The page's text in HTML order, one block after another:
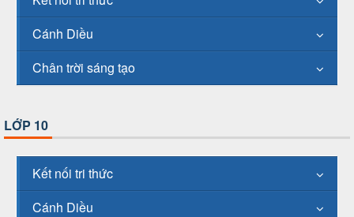
Cánh Diều
Chân trời sáng tạo
LỚP 10
Kết nối tri thức
Cánh Diều